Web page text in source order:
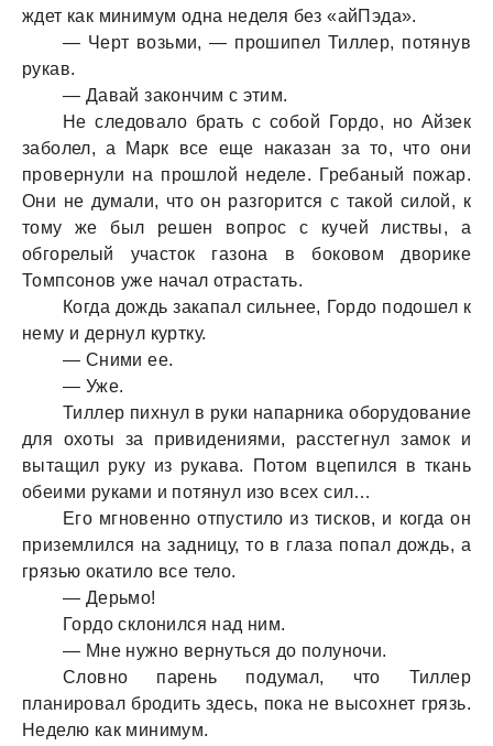
ждет как минимум одна неделя без «айПэда».
— Черт возьми, — прошипел Тиллер, потянув
рукав.
— Давай закончим с этим.
Не следовало брать с собой Гордо, но Айзек
заболел, а Марк все еще наказан за то, что они
провернули на прошлой неделе. Гребаный пожар.
Они не думали, что он разгорится с такой силой, к
тому же был решен вопрос с кучей листвы, а
обгорелый участок газона в боковом дворике
Томпсонов уже начал отрастать.
Когда дождь закапал сильнее, Гордо подошел к
нему и дернул куртку.
— Сними ее.
— Уже.
Тиллер пихнул в руки напарника оборудование
для охоты за привидениями, расстегнул замок и
вытащил руку из рукава. Потом вцепился в ткань
обеими руками и потянул изо всех сил…
Его мгновенно отпустило из тисков, и когда он
приземлился на задницу, то в глаза попал дождь, а
грязью окатило все тело.
— Дерьмо!
Гордо склонился над ним.
— Мне нужно вернуться до полуночи.
Словно парень подумал, что Тиллер
планировал бродить здесь, пока не высохнет грязь.
Неделю как минимум.